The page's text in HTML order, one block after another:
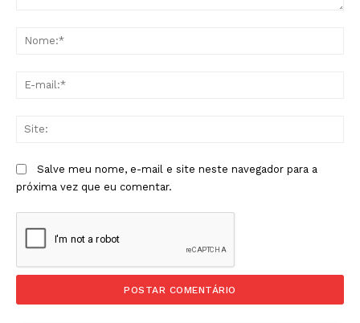
Salve meu nome, e-mail e site neste navegador para a
próxima vez que eu comentar.